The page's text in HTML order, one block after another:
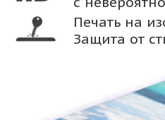
Печать на
Защита от